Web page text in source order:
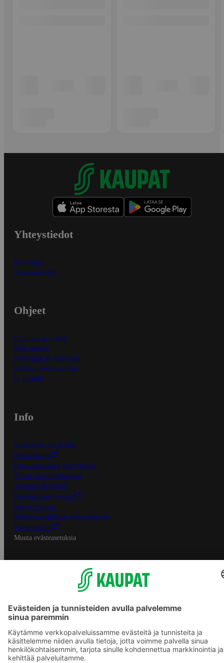
Yhteystiedot
Myymälät
Asiakaspalvelu
Ohjeet
Ensitilaajan ohjeet
Näin maksat
Näin tilaat ja muokkaat
Kaikki ohjeet ja vinkit
In English
Info
S-Business yrityksille
Oiva-raportit
Osuuskauppojen yhteystiedot
Tilaus- ja toimitusehdot
Tietosuojakäytäntö
Palvelun käyttöehdot
Saavutettavuus
Mobiilisovelluksen saavutettavuus
Mainostajalle
Muuta evästeasetuksia
S-ryhmän palvelut
S-ryhmä
Asiakasomistajuus
S-ostoslista -sovellus
Prisma.fi
Sokos.fi